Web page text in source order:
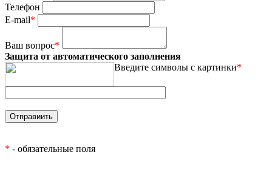
Телефон
E-mail*
Ваш вопрос*
Защита от автоматического заполнения
Введите символы с картинки*
* - обязательные поля